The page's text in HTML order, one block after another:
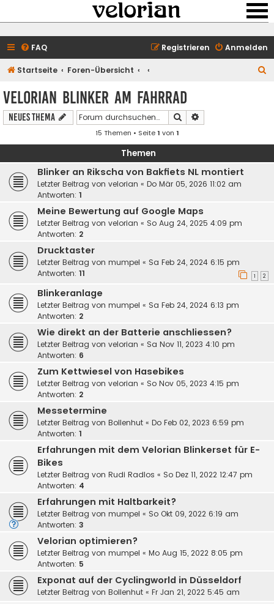
FAQ Anmelden
Registrieren
Startseite Foren-Übersicht
velorian Blinker am Fahrrad
Neues Thema Suche
15 Themen • Seite1 von 1
Themen
Blinker an Rikscha von Bakfiets NL montiert
Letzter Beitrag von velorian « Do Mär 05, 2026 11:02 am
Antworten: 1
Meine Bewertung auf Google Maps
Letzter Beitrag von velorian « So Aug 24, 2025 4:09 pm
Antworten: 2
Drucktaster
Letzter Beitrag von mumpel « Sa Feb 24, 2024 6:15 pm
Antworten: 11 1 2
Blinkeranlage
Letzter Beitrag von mumpel « Sa Feb 24, 2024 6:13 pm
Antworten: 2
Wie direkt an der Batterie anschliessen?
Letzter Beitrag von velorian « Sa Nov 11, 2023 4:10 pm
Antworten: 6
Zum Kettwiesel von Hasebikes
Letzter Beitrag von velorian « So Nov 05, 2023 4:15 pm
Antworten: 2
Messetermine
Letzter Beitrag von Bollenhut « Do Feb 02, 2023 6:59 pm
Antworten: 1
Erfahrungen mit dem Velorian Blinkerset für E-
Bikes
Letzter Beitrag von Rudi Radlos « So Dez 11, 2022 12:47 pm
Antworten: 4
Erfahrungen mit Haltbarkeit?
Letzter Beitrag von mumpel « So Okt 09, 2022 6:19 am
Antworten: 3
Velorian optimieren?
Letzter Beitrag von mumpel « Mo Aug 15, 2022 8:05 pm
Antworten: 5
Exponat auf der Cyclingworld in Düsseldorf
Letzter Beitrag von Bollenhut « Fr Jan 21, 2022 5:45 am